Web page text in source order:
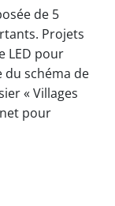
de 5
Projets
LED pour
du schéma de
« Villages
pour